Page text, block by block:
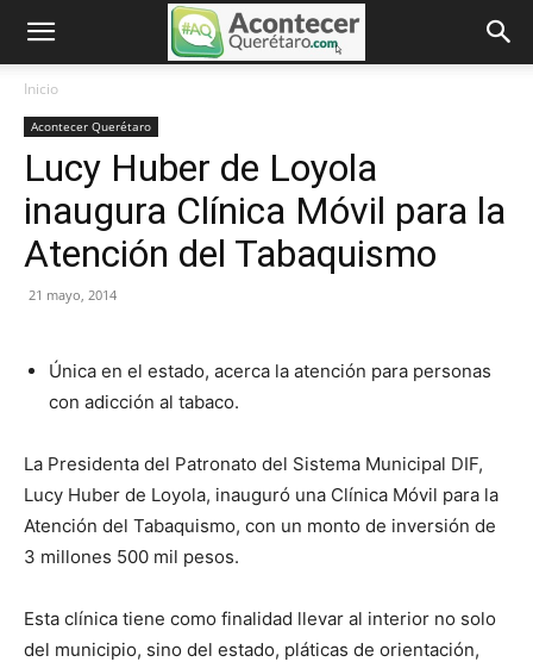
Inicio
Acontecer Querétaro
Lucy Huber de Loyola
inaugura Clínica Móvil para la
Atención del Tabaquismo
21 mayo, 2014
Única en el estado, acerca la atención para personas
con adicción al tabaco.
La Presidenta del Patronato del Sistema Municipal DIF,
Lucy Huber de Loyola, inauguró una Clínica Móvil para la
Atención del Tabaquismo, con un monto de inversión de
3 millones 500 mil pesos.
Esta clínica tiene como finalidad llevar al interior no solo
del municipio, sino del estado, pláticas de orientación,